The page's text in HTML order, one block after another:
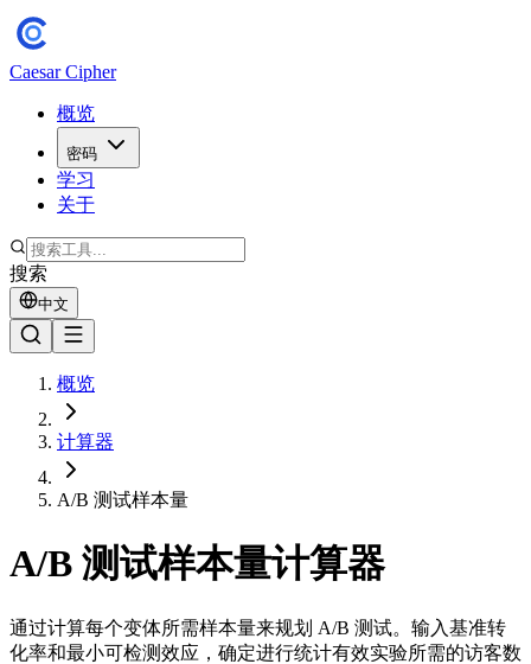
Caesar Cipher
概览
密码
学习
关于
搜索
中文
概览
计算器
A/B 测试样本量
A/B 测试样本量计算器
通过计算每个变体所需样本量来规划 A/B 测试。输入基准转
化率和最小可检测效应，确定进行统计有效实验所需的访客数